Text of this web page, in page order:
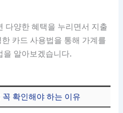
다양한 혜택을 누리면서 지출
카드 사용법을 통해 가계를
을 알아보겠습니다.
확인해야 하는 이유